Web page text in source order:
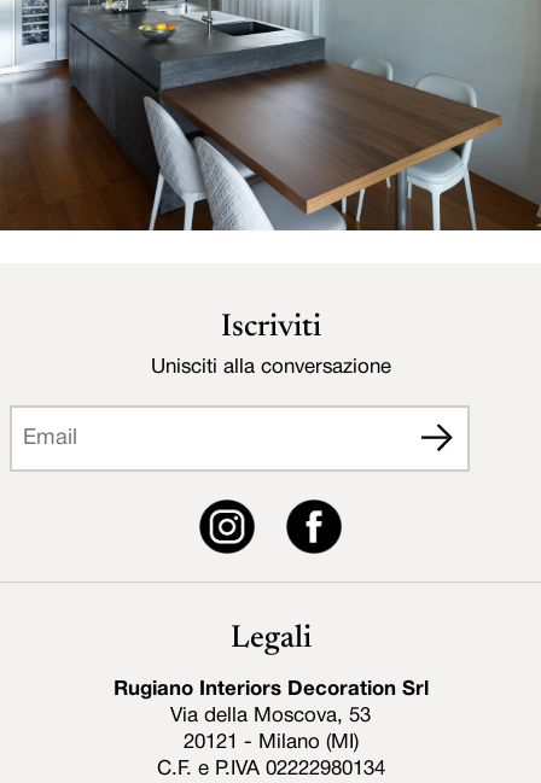
Legali
Rugiano Interiors Decoration Srl
Via della Moscova, 53
20121 - Milano (MI)
C.F. e P.IVA 02222980134
Iscriviti
Unisciti alla conversazione